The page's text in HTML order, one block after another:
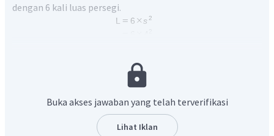
dengan 6 kali luas persegi.
Dengan demikian, luas permukaan kubus dengan panjang
Buka akses jawaban yang telah terverifikasi
Lihat Iklan